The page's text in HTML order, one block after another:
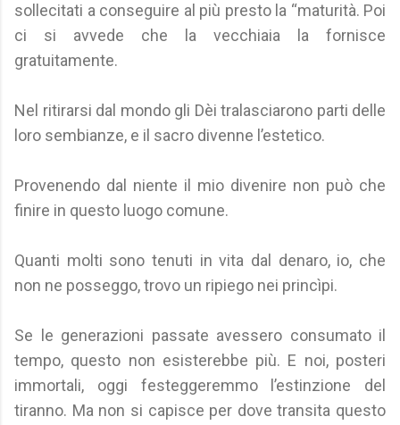
sollecitati a conseguire al più presto la “maturità. Poi
ci si avvede che la vecchiaia la fornisce
gratuitamente.
Nel ritirarsi dal mondo gli Dèi tralasciarono parti delle
loro sembianze, e il sacro divenne l’estetico.
Provenendo dal niente il mio divenire non può che
finire in questo luogo comune.
Quanti molti sono tenuti in vita dal denaro, io, che
non ne posseggo, trovo un ripiego nei princìpi.
Se le generazioni passate avessero consumato il
tempo, questo non esisterebbe più. E noi, posteri
immortali, oggi festeggeremmo l’estinzione del
tiranno. Ma non si capisce per dove transita questo